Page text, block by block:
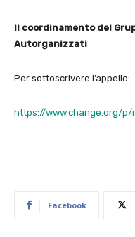
Il coordinamento del
Autorganizzati
Per sottoscrivere l’appello:
https://www.change.org/
Facebook